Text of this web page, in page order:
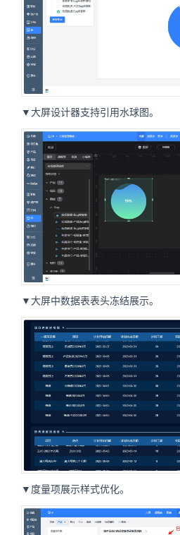
▼大屏设计器支持引用水球图。
▼大屏中数据表表头冻结展示。
▼度量项展示样式优化。